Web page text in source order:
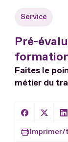
Pré-
Service
Faites le
métier du
Partager
Imprimer/